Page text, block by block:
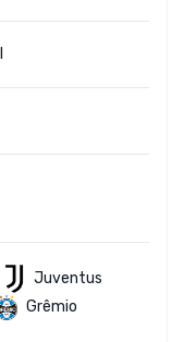
Juventus
Grêmio